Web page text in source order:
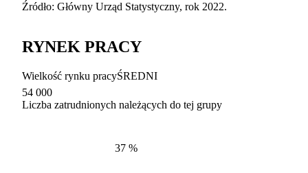
Źródło: Główny Urząd Statystyczny, rok 2022.
RYNEK PRACY
Wielkość rynku pracyŚREDNI
54 000
Liczba zatrudnionych należących do tej grupy
37 %